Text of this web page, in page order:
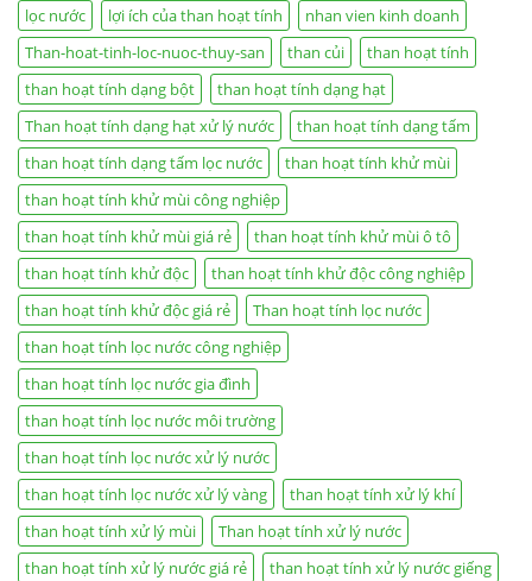
lọc nước
lợi ích của than hoạt tính
nhan vien kinh doanh
Than-hoat-tinh-loc-nuoc-thuy-san
than củi
than hoạt tính
than hoạt tính dạng bột
than hoạt tính dạng hạt
Than hoạt tính dạng hạt xử lý nước
than hoạt tính dạng tấm
than hoạt tính dạng tấm lọc nước
than hoạt tính khử mùi
than hoạt tính khử mùi công nghiệp
than hoạt tính khử mùi giá rẻ
than hoạt tính khử mùi ô tô
than hoạt tính khử độc
than hoạt tính khử độc công nghiệp
than hoạt tính khử độc giá rẻ
Than hoạt tính lọc nước
than hoạt tính lọc nước công nghiệp
than hoạt tính lọc nước gia đình
than hoạt tính lọc nước môi trường
than hoạt tính lọc nước xử lý nước
than hoạt tính lọc nước xử lý vàng
than hoạt tính xử lý khí
than hoạt tính xử lý mùi
Than hoạt tính xử lý nước
than hoạt tính xử lý nước giá rẻ
than hoạt tính xử lý nước giếng